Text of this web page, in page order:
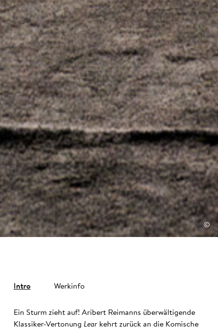
©
Intro Werkinfo
Ein Sturm zieht auf! Aribert Reimanns überwältigende
Klassiker-Vertonung Lear kehrt zurück an die Komische